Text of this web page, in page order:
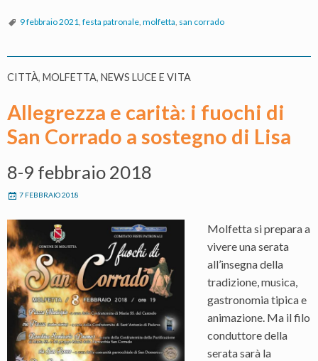
9 febbraio 2021, festa patronale, molfetta, san corrado
CITTÀ, MOLFETTA, NEWS LUCE E VITA
Allegrezza e carità: i fuochi di
San Corrado a sostegno di Lisa
8-9 febbraio 2018
7 FEBBRAIO 2018
Molfetta si prepara a
vivere una serata
all’insegna della
tradizione, musica,
gastronomia tipica e
animazione. Ma il filo
conduttore della
serata sarà la